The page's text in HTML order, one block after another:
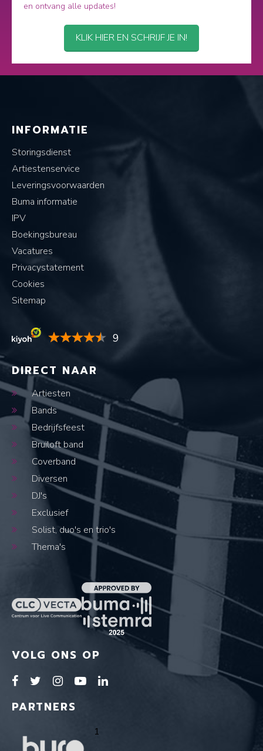
en ontvang alle updates!
KLIK HIER EN SCHRIJF JE IN!
INFORMATIE
Storingsdienst
Artiestenservice
Leveringsvoorwaarden
Buma informatie
IPV
Boekingsbureau
Vacatures
Privacystatement
Cookies
Sitemap
9
DIRECT NAAR
Artiesten
Bands
Bedrijfsfeest
Bruiloft band
Coverband
Diversen
DJ's
Exclusief
Solist, duo's en trio's
Thema's
VOLG ONS OP
PARTNERS
1